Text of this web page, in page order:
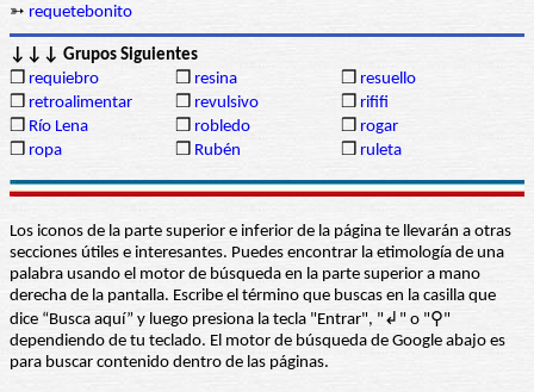
➳ requetebonito
↓↓↓ Grupos Siguientes
❒ requiebro ❒ resina ❒ resuello
❒ retroalimentar ❒ revulsivo ❒ rififi
❒ Río Lena ❒ robledo ❒ rogar
❒ ropa ❒ Rubén ❒ ruleta
Los iconos de la parte superior e inferior de la página te llevarán a otras
secciones útiles e interesantes. Puedes encontrar la etimología de una
palabra usando el motor de búsqueda en la parte superior a mano
derecha de la pantalla. Escribe el término que buscas en la casilla que
dice “Busca aquí” y luego presiona la tecla "Entrar", "↲" o "⚲"
dependiendo de tu teclado. El motor de búsqueda de Google abajo es
para buscar contenido dentro de las páginas.